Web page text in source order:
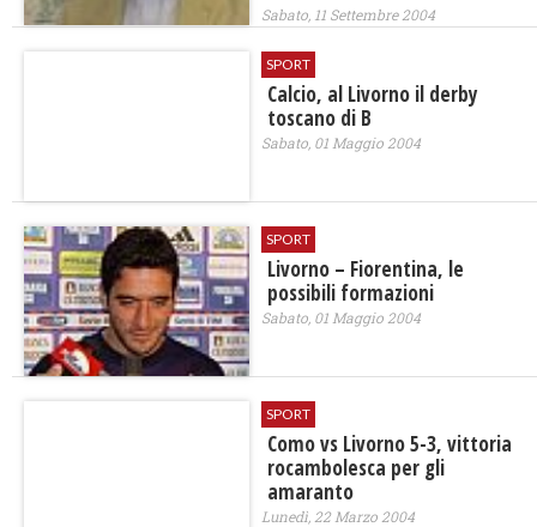
Sabato, 11 Settembre 2004
SPORT
Calcio, al Livorno il derby
toscano di B
Sabato, 01 Maggio 2004
SPORT
Livorno – Fiorentina, le
possibili formazioni
Sabato, 01 Maggio 2004
SPORT
Como vs Livorno 5-3, vittoria
rocambolesca per gli
amaranto
Lunedì, 22 Marzo 2004